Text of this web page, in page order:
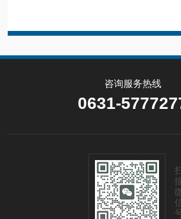
咨询服务热线
0631-